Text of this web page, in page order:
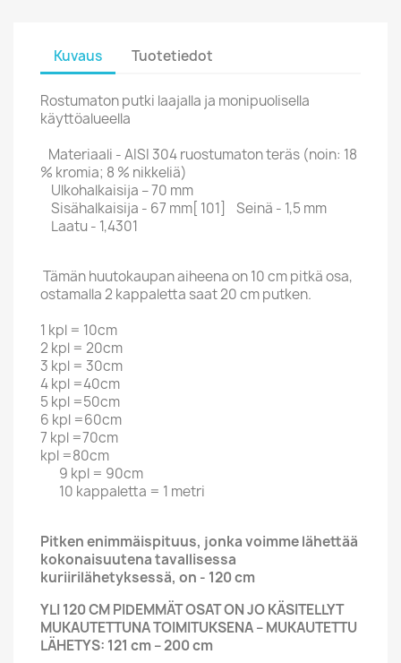
Kuvaus Tuotetiedot
Rostumaton putki laajalla ja monipuolisella
käyttöalueella
Materiaali - AISI 304 ruostumaton teräs (noin: 18
% kromia; 8 % nikkeliä)
Ulkohalkaisija – 70 mm
Sisähalkaisija - 67 mm[ 101] Seinä - 1,5 mm
Laatu - 1,4301
Tämän huutokaupan aiheena on 10 cm pitkä osa,
ostamalla 2 kappaletta saat 20 cm putken.
1 kpl = 10cm
2 kpl = 20cm
3 kpl = 30cm
4 kpl =40cm
5 kpl =50cm
6 kpl =60cm
7 kpl =70cm
kpl =80cm
9 kpl = 90cm
10 kappaletta = 1 metri
Pitken enimmäispituus, jonka voimme lähettää
kokonaisuutena tavallisessa
kuriirilähetyksessä, on - 120 cm
YLI 120 CM PIDEMMÄT OSAT ON JO KÄSITELLYT
MUKAUTETTUNA TOIMITUKSENA – MUKAUTETTU
LÄHETYS: 121 cm – 200 cm